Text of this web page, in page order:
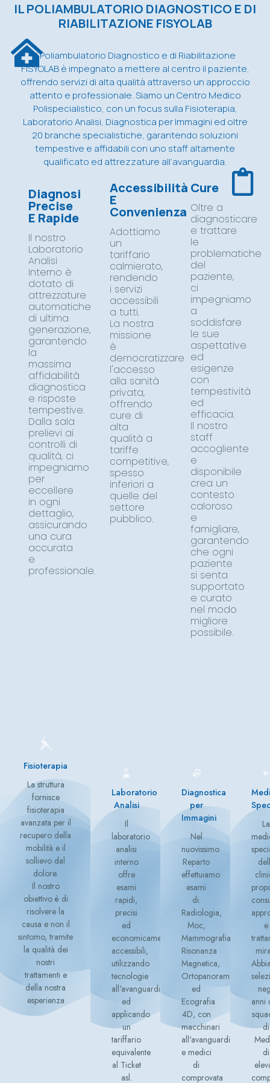
Scopri di più
Scopri di più
Scopri di più
IL POLIAMBULATORIO DIAGNOSTICO E DI
RIABILITAZIONE FISYOLAB
Il Poliambulatorio Diagnostico e di Riabilitazione
FISYOLAB è impegnato a mettere al centro il paziente,
offrendo servizi di alta qualità attraverso un approccio
attento e professionale. Siamo un Centro Medico
Polispecialistico, con un focus sulla Fisioterapia,
Laboratorio Analisi, Diagnostica per Immagini ed oltre
20 branche specialistiche, garantendo soluzioni
tempestive e affidabili con uno staff altamente
qualificato ed attrezzature all’avanguardia.
Diagnosi
Precise
E Rapide
Il nostro
Laboratorio
Analisi
Interno è
dotato di
attrezzature
automatiche
di ultima
generazione,
garantendo
la
massima
affidabilità
diagnostica
e risposte
tempestive.
Dalla sala
prelievi ai
controlli di
qualità, ci
impegniamo
per
eccellere
in ogni
dettaglio,
assicurando
una cura
accurata
e
professionale.
Accessibilità
E
Convenienza
Adottiamo
un
tariffario
calmierato,
rendendo
i servizi
accessibili
a tutti.
La nostra
missione
è
democratizzare
l'accesso
alla sanità
privata,
offrendo
cure di
alta
qualità a
tariffe
competitive,
spesso
inferiori a
quelle del
settore
pubblico.
Cure
Oltre a
diagnosticare
e trattare
le
problematiche
del
paziente,
ci
impegniamo
a
soddisfare
le sue
aspettative
ed
esigenze
con
tempestività
ed
efficacia.
Il nostro
staff
accogliente
e
disponibile
crea un
contesto
caloroso
e
famigliare,
garantendo
che ogni
paziente
si senta
supportato
e curato
nel modo
migliore
possibile.
Fisioterapia
La struttura
fornisce
fisioterapia
avanzata per il
recupero della
mobilità e il
sollievo dal
dolore.
Il nostro
obiettivo è di
risolvere la
causa e non il
sintomo, tramite
la qualità dei
nostri
trattamenti e
della nostra
esperienza
Laboratorio
Analisi
Il
laboratorio
analisi
interno
offre
esami
rapidi,
precisi
ed
economicamente
accessibili,
utilizzando
tecnologie
all'avanguardia
ed
applicando
un
tariffario
equivalente
al Ticket
asl.
Diagnostica
per
Immagini
Nel
nuovissimo
Reparto
effettuiamo
esami
di:
Radiologia,
Moc,
Mammografia,
Risonanza
Magnetica,
Ortopanoramiche
ed
Ecografia
4D, con
macchinari
all'avanguardia
e medici
di
comprovata
La
e
anni
di
di